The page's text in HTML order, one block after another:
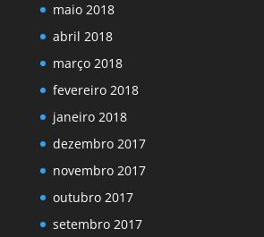
maio 2018
abril 2018
março 2018
fevereiro 2018
janeiro 2018
dezembro 2017
novembro 2017
outubro 2017
setembro 2017